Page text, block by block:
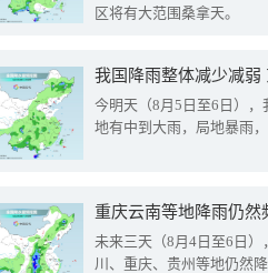
区将有大范围桑拿天。
我国降雨整体减少减弱
今明天（8月5日至6日）
地有中到大雨，局地暴雨
重庆云南等地降雨仍然
未来三天（8月4日至6日
川、重庆、贵州等地仍然